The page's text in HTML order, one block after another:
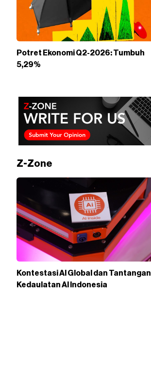
Potret Ekonomi Q2-2026: Tumbuh
5,29%
Z-Zone
Kontestasi AI Global dan Tantangan
Kedaulatan AI Indonesia